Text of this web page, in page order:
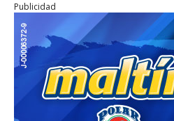
Publicidad